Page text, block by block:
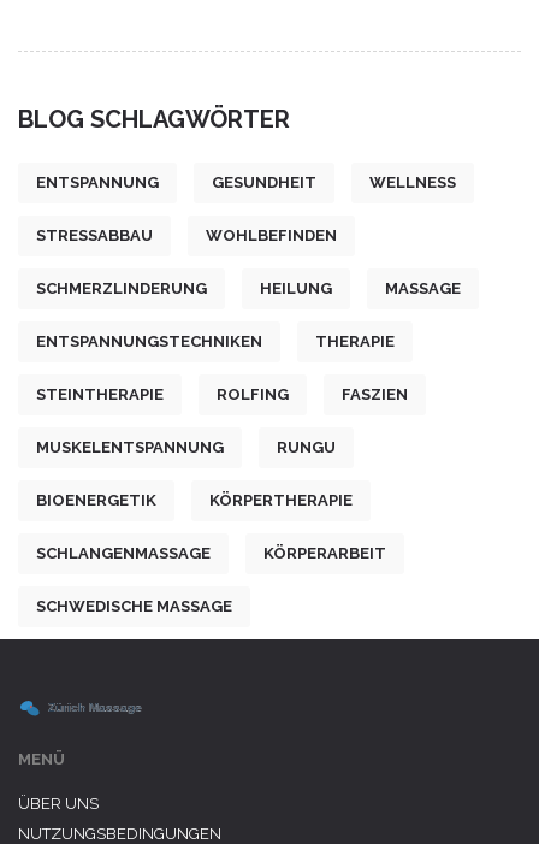
BLOG SCHLAGWÖRTER
ENTSPANNUNG GESUNDHEIT WELLNESS
STRESSABBAU WOHLBEFINDEN
SCHMERZLINDERUNG HEILUNG MASSAGE
ENTSPANNUNGSTECHNIKEN THERAPIE
STEINTHERAPIE ROLFING FASZIEN
MUSKELENTSPANNUNG RUNGU
BIOENERGETIK KÖRPERTHERAPIE
SCHLANGENMASSAGE KÖRPERARBEIT
SCHWEDISCHE MASSAGE
MENÜ
ÜBER UNS
NUTZUNGSBEDINGUNGEN